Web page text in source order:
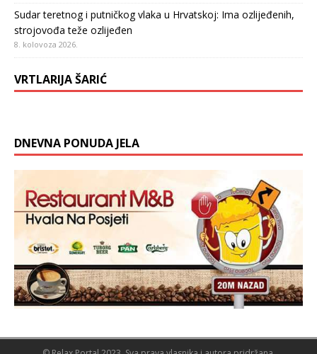
Sudar teretnog i putničkog vlaka u Hrvatskoj: Ima ozlijeđenih,
strojovođa teže ozlijeđen
8. kolovoza 2026.
VRTLARIJA ŠARIĆ
DNEVNA PONUDA JELA